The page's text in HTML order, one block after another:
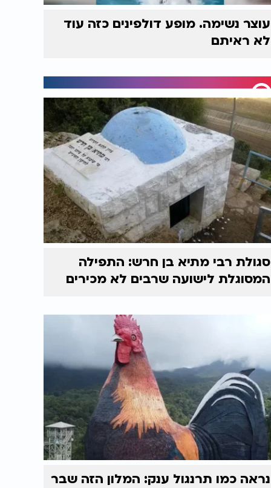
עוצר נשימה. מופע דולפינים כזה עוד
לא ראיתם
סגולת רבי מתיא בן חרש: התפילה
המסוגלת לישועה שרבים לא מכירים
נראה כמו תרנגול ענק: המלון הזה שבר